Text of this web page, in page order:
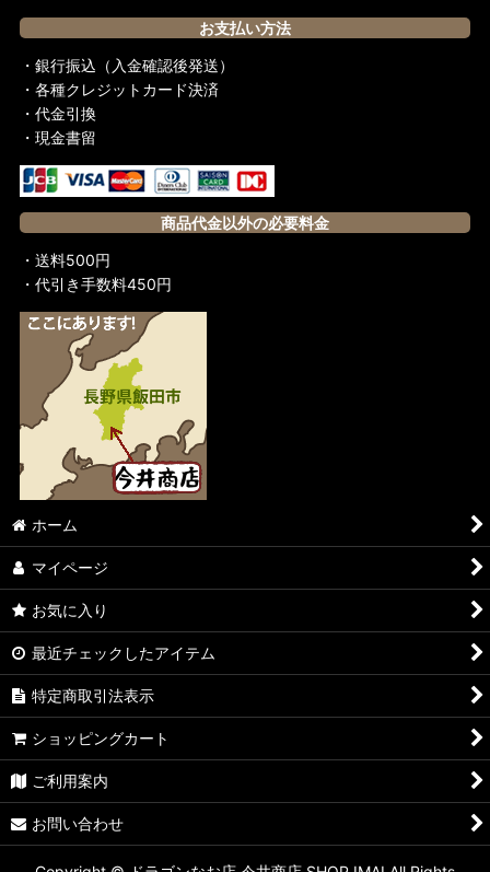
お支払い方法
・銀行振込（入金確認後発送）
・各種クレジットカード決済
・代金引換
・現金書留
商品代金以外の必要料金
・送料500円
・代引き手数料450円
ホーム
マイページ
お気に入り
最近チェックしたアイテム
特定商取引法表示
ショッピングカート
ご利用案内
お問い合わせ